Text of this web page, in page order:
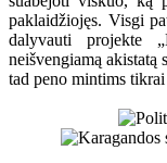
paklaidžiojęs. Visgi
dalyvauti projekte
neišvengiamą akistatą
tad peno mintims